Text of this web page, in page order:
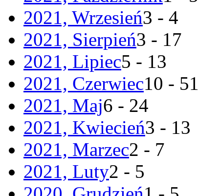
2021, Wrzesień3 - 4
2021, Sierpień3 - 17
2021, Lipiec5 - 13
2021, Czerwiec10 - 51
2021, Maj6 - 24
2021, Kwiecień3 - 13
2021, Marzec2 - 7
2021, Luty2 - 5